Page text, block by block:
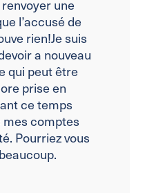
une
l’accusé de
rien!Je suis
a nouveau
qui peut être
prise en
ce temps
mes comptes
Pourriez vous